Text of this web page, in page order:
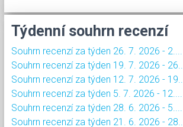
Týdenní souhrn recenzí
Souhrn recenzí za týden 26. 7. 2026 - 2....
Souhrn recenzí za týden 19. 7. 2026 - 26....
Souhrn recenzí za týden 12. 7. 2026 - 19....
Souhrn recenzí za týden 5. 7. 2026 - 12....
Souhrn recenzí za týden 28. 6. 2026 - 5....
Souhrn recenzí za týden 21. 6. 2026 - 28....